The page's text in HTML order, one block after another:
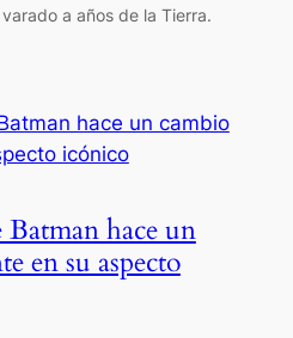
a años de la Tierra.
hace un
en su aspecto